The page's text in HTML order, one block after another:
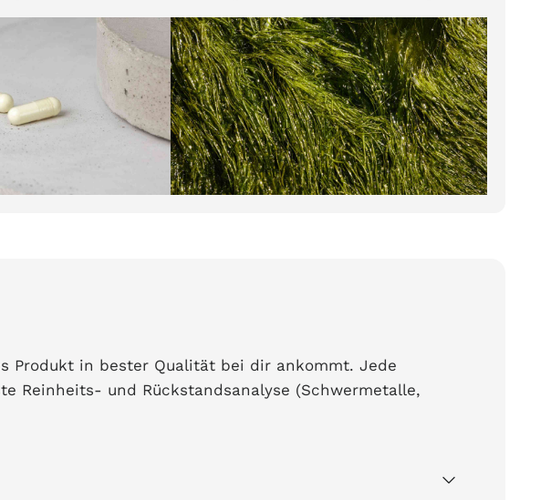
Produkt in bester Qualität bei dir ankommt. Jede
Reinheits- und Rückstandsanalyse (Schwermetalle,